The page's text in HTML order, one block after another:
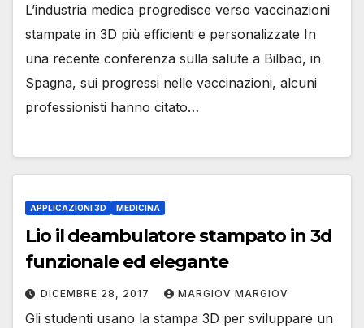
L’industria medica progredisce verso vaccinazioni
stampate in 3D più efficienti e personalizzate In
una recente conferenza sulla salute a Bilbao, in
Spagna, sui progressi nelle vaccinazioni, alcuni
professionisti hanno citato…
APPLICAZIONI 3D MEDICINA
Lio il deambulatore stampato in 3d
funzionale ed elegante
DICEMBRE 28, 2017 MARGIOV MARGIOV
Gli studenti usano la stampa 3D per sviluppare un